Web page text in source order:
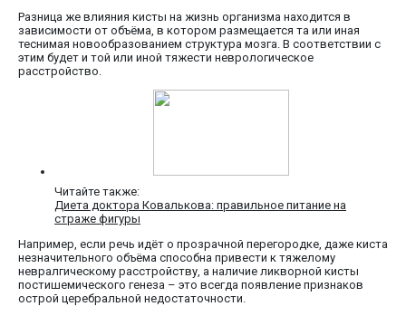
Разница же влияния кисты на жизнь организма находится в
зависимости от объёма, в котором размещается та или иная
теснимая новообразованием структура мозга. В соответствии с
этим будет и той или иной тяжести неврологическое
расстройство.
Читайте также:
Диета доктора Ковалькова: правильное питание на
страже фигуры
Например, если речь идёт о прозрачной перегородке, даже киста
незначительного объёма способна привести к тяжелому
невралгическому расстройству, а наличие ликворной кисты
постишемического генеза – это всегда появление признаков
острой церебральной недостаточности.